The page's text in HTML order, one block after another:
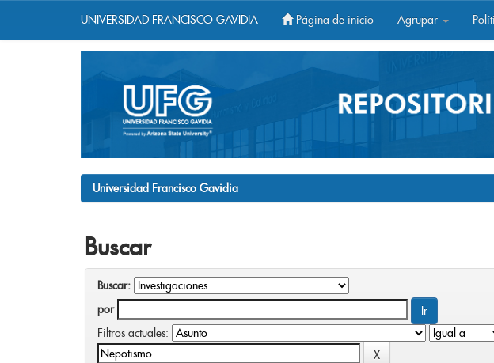
UNIVERSIDAD FRANCISCO GAVIDIA Página de inicio Agrupar
Universidad Francisco Gavidia
Buscar
Buscar:
por
Filtros actuales: